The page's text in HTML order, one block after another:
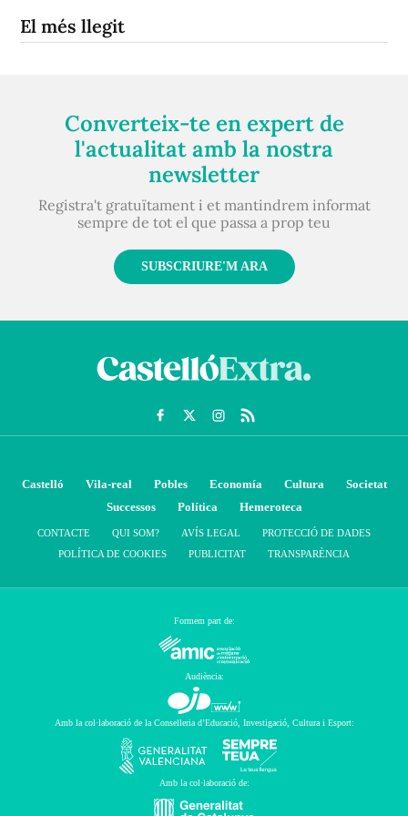
El més llegit
Converteix-te en expert de
l'actualitat amb la nostra
newsletter
Registra't gratuïtament i et mantindrem informat
sempre de tot el que passa a prop teu
SUBSCRIURE'M ARA
Castelló Vila-real Pobles Economía Cultura
Societat
Successos
Política Hemeroteca
CONTACTE QUI SOM? AVÍS LEGAL
PROTECCIÓ DE DADES
POLÍTICA DE COOKIES
PUBLICITAT TRANSPARÈNCIA
Formem part de:
Audiència:
Amb la col·laboració de la Conselleria d’Educació, Investigació, Cultura i Esport:
Amb la col·laboració de: